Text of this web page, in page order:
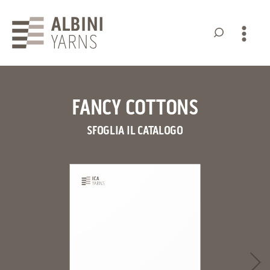
Yarns
FANCY COTTONS
SFOGLIA IL CATALOGO